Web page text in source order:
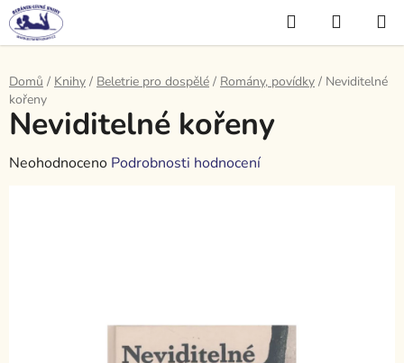
Přejít
na
obsah
Hledat
KOŠÍK
Domů / Knihy / Beletrie pro dospělé / Romány, povídky / Neviditelné
kořeny
Neviditelné kořeny
Průměrné
Neohodnoceno Podrobnosti hodnocení